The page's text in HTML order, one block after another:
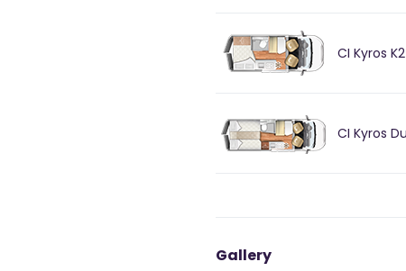
CI Kyros K2
CI Kyros
Gallery